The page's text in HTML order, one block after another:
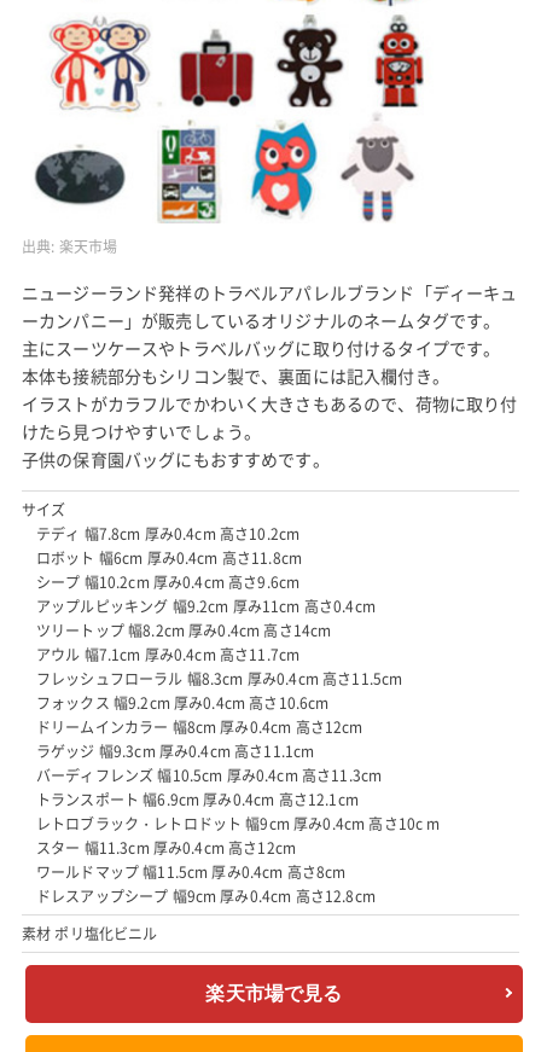
出典: 楽天市場
ニュージーランド発祥のトラベルアパレルブランド「ディーキュ
ーカンパニー」が販売しているオリジナルのネームタグです。
主にスーツケースやトラベルバッグに取り付けるタイプです。
本体も接続部分もシリコン製で、裏面には記入欄付き。
イラストがカラフルでかわいく大きさもあるので、荷物に取り付
けたら見つけやすいでしょう。
子供の保育園バッグにもおすすめです。
サイズ
テディ 幅7.8cm 厚み0.4cm 高さ10.2cm
ロボット 幅6cm 厚み0.4cm 高さ11.8cm
シープ 幅10.2cm 厚み0.4cm 高さ9.6cm
アップルピッキング 幅9.2cm 厚み11cm 高さ0.4cm
ツリートップ 幅8.2cm 厚み0.4cm 高さ14cm
アウル 幅7.1cm 厚み0.4cm 高さ11.7cm
フレッシュフローラル 幅8.3cm 厚み0.4cm 高さ11.5cm
フォックス 幅9.2cm 厚み0.4cm 高さ10.6cm
ドリームインカラー 幅8cm 厚み0.4cm 高さ12cm
ラゲッジ 幅9.3cm 厚み0.4cm 高さ11.1cm
バーディフレンズ 幅10.5cm 厚み0.4cm 高さ11.3cm
トランスポート 幅6.9cm 厚み0.4cm 高さ12.1cm
レトロブラック・レトロドット 幅9cm 厚み0.4cm 高さ10c m
スター 幅11.3cm 厚み0.4cm 高さ12cm
ワールドマップ 幅11.5cm 厚み0.4cm 高さ8cm
ドレスアップシープ 幅9cm 厚み0.4cm 高さ12.8cm
素材 ポリ塩化ビニル
楽天市場で見る